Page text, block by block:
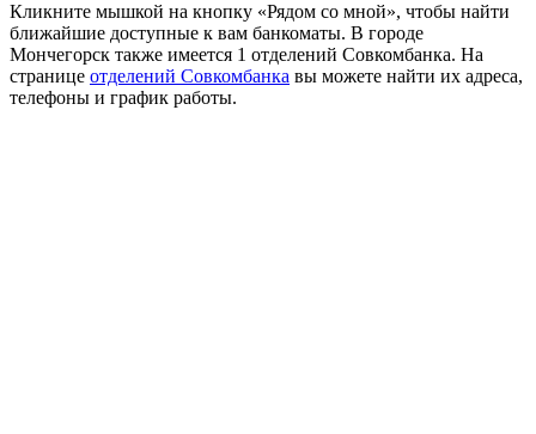
Кликните мышкой на кнопку «Рядом со мной», чтобы найти
ближайшие доступные к вам банкоматы. В городе
Мончегорск также имеется 1 отделений Совкомбанка. На
странице отделений Совкомбанка вы можете найти их адреса,
телефоны и график работы.